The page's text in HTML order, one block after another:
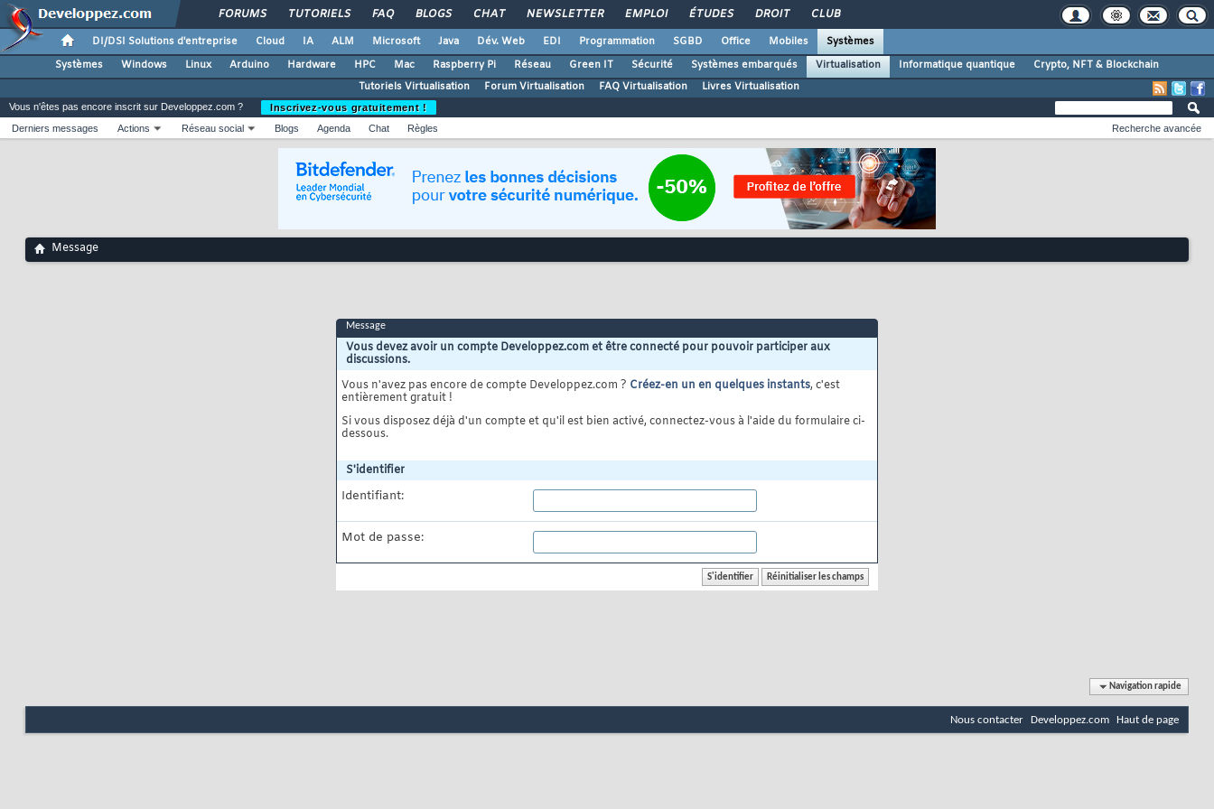
FORUMS TUTORIELS FAQ BLOGS CHAT NEWSLETTER EMPLOI ÉTUDES DROIT CLUB
DI/DSI Solutions d'entreprise Cloud IA ALM Microsoft Java Dév. Web EDI Programmation SGBD Office Mobiles
Systèmes
Systèmes
Windows Linux Arduino Hardware HPC Mac Raspberry Pi Réseau Green IT Sécurité Systèmes embarqués Virtualisation Informatique quantique
Crypto, NFT & Blockchain
Tutoriels Virtualisation
Forum Virtualisation FAQ Virtualisation Livres Virtualisation
Vous n'êtes pas encore inscrit sur Developpez.com ?
Inscrivez-vous gratuitement !
Derniers messages
Actions Réseau social Blogs Agenda Chat Règles Recherche avancée
Message
Message
Vous devez avoir un compte Developpez.com et être connecté pour pouvoir participer aux
discussions.
Vous n'avez pas encore de compte Developpez.com ? Créez-en un en quelques instants, c'est
entièrement gratuit !
Si vous disposez déjà d'un compte et qu'il est bien activé, connectez-vous à l'aide du formulaire ci-
dessous.
S'identifier
Identifiant:
Mot de passe:
Navigation rapide
Nous contacter Developpez.com Haut de page